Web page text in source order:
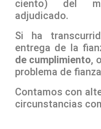
ciento) del
adjudicado.
Si ha
entrega de la
de cumplimiento,
problema de
Contamos con
circunstancias